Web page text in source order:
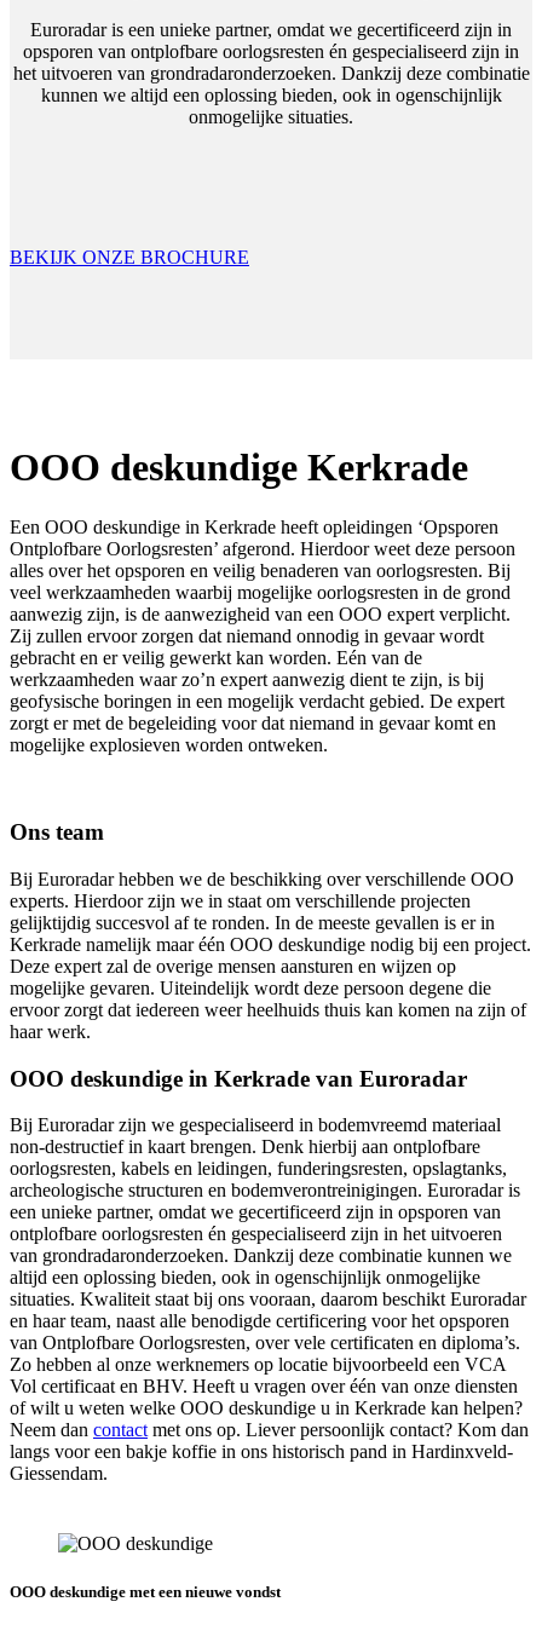
Euroradar is een unieke partner, omdat we gecertificeerd zijn in
opsporen van ontplofbare oorlogsresten én gespecialiseerd zijn in
het uitvoeren van grondradaronderzoeken. Dankzij deze combinatie
kunnen we altijd een oplossing bieden, ook in ogenschijnlijk
onmogelijke situaties.
BEKIJK ONZE BROCHURE
OOO deskundige Kerkrade
Een OOO deskundige in Kerkrade heeft opleidingen ‘Opsporen
Ontplofbare Oorlogsresten’ afgerond. Hierdoor weet deze persoon
alles over het opsporen en veilig benaderen van oorlogsresten. Bij
veel werkzaamheden waarbij mogelijke oorlogsresten in de grond
aanwezig zijn, is de aanwezigheid van een OOO expert verplicht.
Zij zullen ervoor zorgen dat niemand onnodig in gevaar wordt
gebracht en er veilig gewerkt kan worden. Eén van de
werkzaamheden waar zo’n expert aanwezig dient te zijn, is bij
geofysische boringen in een mogelijk verdacht gebied. De expert
zorgt er met de begeleiding voor dat niemand in gevaar komt en
mogelijke explosieven worden ontweken.
Ons team
Bij Euroradar hebben we de beschikking over verschillende OOO
experts. Hierdoor zijn we in staat om verschillende projecten
gelijktijdig succesvol af te ronden. In de meeste gevallen is er in
Kerkrade namelijk maar één OOO deskundige nodig bij een project.
Deze expert zal de overige mensen aansturen en wijzen op
mogelijke gevaren. Uiteindelijk wordt deze persoon degene die
ervoor zorgt dat iedereen weer heelhuids thuis kan komen na zijn of
haar werk.
OOO deskundige in Kerkrade van Euroradar
Bij Euroradar zijn we gespecialiseerd in bodemvreemd materiaal
non-destructief in kaart brengen. Denk hierbij aan ontplofbare
oorlogsresten, kabels en leidingen, funderingsresten, opslagtanks,
archeologische structuren en bodemverontreinigingen. Euroradar is
een unieke partner, omdat we gecertificeerd zijn in opsporen van
ontplofbare oorlogsresten én gespecialiseerd zijn in het uitvoeren
van grondradaronderzoeken. Dankzij deze combinatie kunnen we
altijd een oplossing bieden, ook in ogenschijnlijk onmogelijke
situaties. Kwaliteit staat bij ons vooraan, daarom beschikt Euroradar
en haar team, naast alle benodigde certificering voor het opsporen
van Ontplofbare Oorlogsresten, over vele certificaten en diploma’s.
Zo hebben al onze werknemers op locatie bijvoorbeeld een VCA
Vol certificaat en BHV. Heeft u vragen over één van onze diensten
of wilt u weten welke OOO deskundige u in Kerkrade kan helpen?
Neem dan contactmet ons op. Liever persoonlijk contact? Kom dan
langs voor een bakje koffie in ons historisch pand in Hardinxveld-
Giessendam.
OOO deskundige met een nieuwe vondst